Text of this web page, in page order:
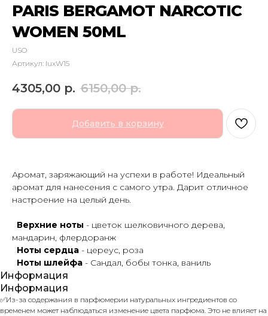
PARIS BERGAMOT NARCOTIC
WOMEN 50ML
USO
Артикул: luxW15
4305,00 р. 6150,00 р.
Добавить в корзину
Аромат, заряжающий на успехи в работе! Идеальный
аромат для нанесения с самого утра. Дарит отличное
настроение на целый день.
Верхние ноты - цветок шелковичного дерева,
мандарин, флердоранж
Ноты сердца - цереус, роза
Ноты шлейфа - Сандал, бобы тонка, ваниль
Информация
Информация
✅Из-за содержания в парфюмерии натуральных ингредиентов со
временем может наблюдаться изменение цвета парфюма. Это не влияет на